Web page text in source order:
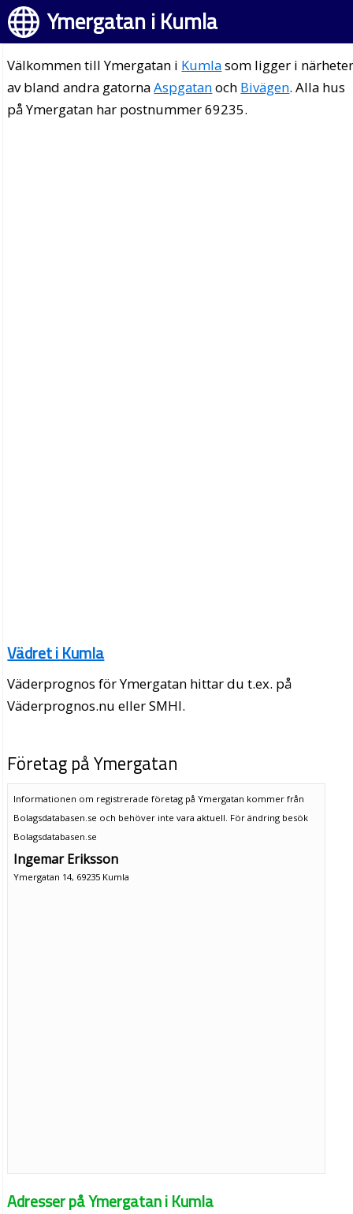
Ymergatan i Kumla
Välkommen till Ymergatan i Kumlasom ligger i
av bland andra gatornaAspgatanoch Bivägen. Alla hus
på Ymergatan har postnummer 69235.
Vädret i Kumla
Väderprognos för Ymergatan hittar du t.ex. på
Väderprognos.nu eller SMHI.
Företag på Ymergatan
Informationen om registrerade företag på Ymergatan kommer från
Bolagsdatabasen.se och behöver inte vara aktuell. För ändring besök
Bolagsdatabasen.se
Ingemar Eriksson
Ymergatan 14, 69235 Kumla
Adresser på Ymergatan i Kumla